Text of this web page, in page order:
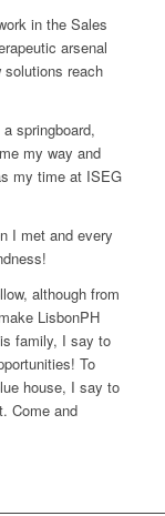
in the Sales
arsenal
solutions reach
springboard,
my way and
my time at ISEG
I met and every
although from
LisbonPH
family, I say to
To
house, I say to
Come and